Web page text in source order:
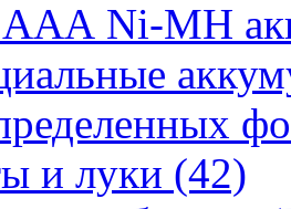
Ni-MH
и луки (42)